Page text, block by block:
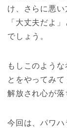
け、さらに悪
「大丈夫だよ
でしょう。
もしこのよう
とをやってみ
解放され心が落
今回は、パワ